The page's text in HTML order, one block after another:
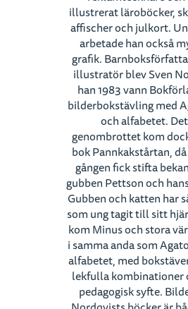
illustrerat läroböcker,
affischer och julkort.
arbetade han också
grafik.
illustratör blev Sven
han 1983 vann
bilderbokstävling med
och alfabetet.
genombrottet kom
bok Pannkakstårtan,
gången fick stifta
gubben Pettson och
Gubben och katten har
som ung tagit till sitt
kom Minus och stora
i samma anda som
alfabetet, med
lekfulla kombinationer
pedagogisk syfte.